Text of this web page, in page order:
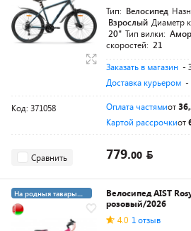
Тип: Велосипед
Взрослый Диаметр
20" Тип вилки:
скоростей: 21
Заказать в магазин -
Доставка курьером -
Код: 371058 Оплата частямиот
Картой рассрочкиот
Сравнить 779.00
На родныя тавары
4%
Велосипед AIST
розовый/2026
4.0 1 отзыв